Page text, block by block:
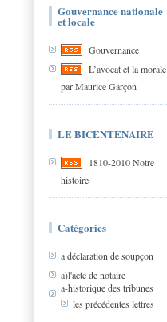
Gouvernance nationale
et locale
Gouvernance
L’avocat et la morale
par Maurice Garçon
LE BICENTENAIRE
1810-2010 Notre
histoire
Catégories
a déclaration de soupçon
a)l'acte de notaire
a-historique des tribunes
les précédentes lettres